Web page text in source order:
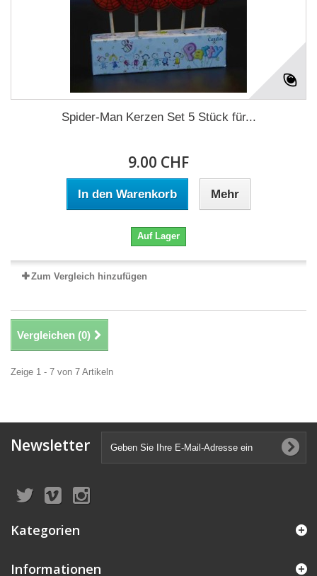
Spider-Man Kerzen Set 5 Stück für...
9.00 CHF
In den Warenkorb Mehr
Auf Lager
Zum Vergleich hinzufügen
Vergleichen (0)
Zeige 1 - 7 von 7 Artikeln
Newsletter
Kategorien
Informationen